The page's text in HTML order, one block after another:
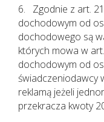
6. Zgodnie z art.
dochodowym od
dochodowego są
których mowa w
dochodowym od
świadczeniodawcy
reklamą jeżeli
przekracza kwoty